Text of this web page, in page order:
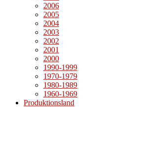
2006
2005
2004
2003
2002
2001
2000
1990-1999
1970-1979
1980-1989
1960-1969
Produktionsland